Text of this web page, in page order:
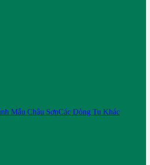
Mẫu Châu SơnCác Dòng Tu Khác